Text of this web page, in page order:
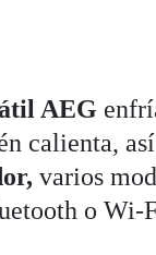
AEG
calienta,
varios
o Wi-